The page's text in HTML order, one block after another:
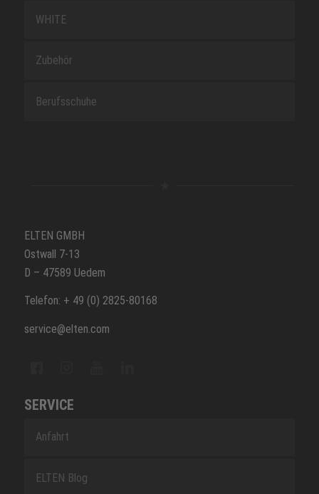
WHITE
Zubehör
Berufsschuhe
ELTEN GMBH
Ostwall 7-13
D – 47589 Uedem
Telefon: + 49 (0) 2825-80168
service@elten.com
SERVICE
Anfahrt
ELTEN Blog